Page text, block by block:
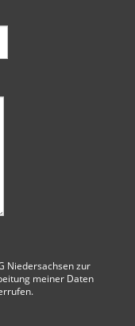
Niedersachsenzur
meiner Daten